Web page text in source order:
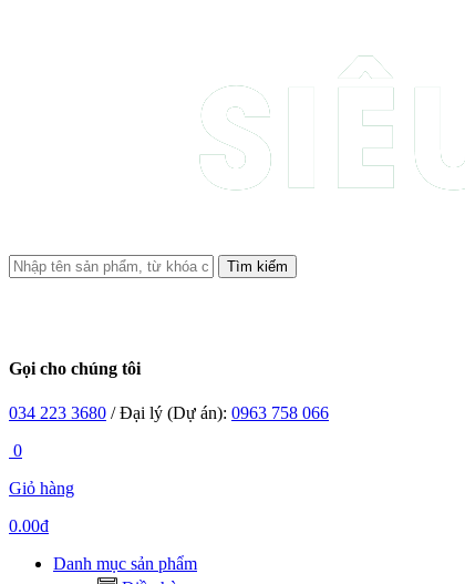
Tìm kiếm
Gọi cho chúng tôi
034 223 3680 / Đại lý (Dự án): 0963 758 066
0
Giỏ hàng
0.00đ
Danh mục sản phẩm